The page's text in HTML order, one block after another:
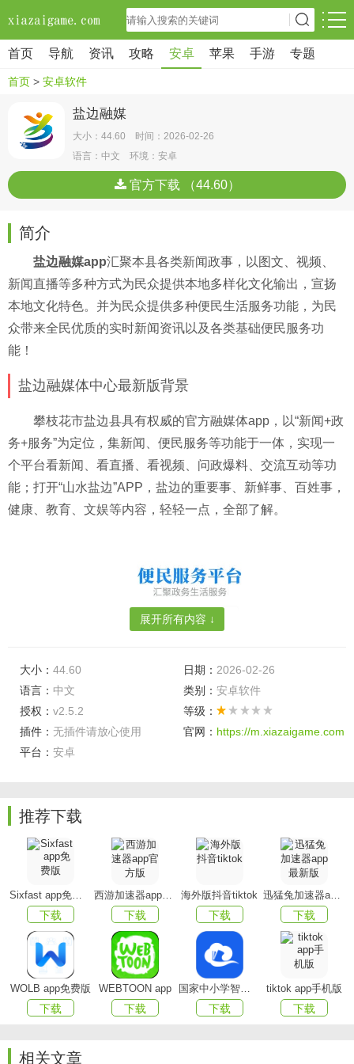
首页 导航 资讯 攻略 安卓 苹果 手游 专题
首页 > 安卓软件
盐边融媒
大小：44.60 时间：2026-02-26
语言：中文 环境：安卓
官方下载 （44.60）
简介
盐边融媒app汇聚本县各类新闻政事，以图文、视频、
新闻直播等多种方式为民众提供本地多样化文化输出，宣扬
本地文化特色。并为民众提供多种便民生活服务功能，为民
众带来全民优质的实时新闻资讯以及各类基础便民服务功
能！
盐边融媒体中心最新版背景
攀枝花市盐边县具有权威的官方融媒体app，以“新闻+政
务+服务”为定位，集新闻、便民服务等功能于一体，实现一
个平台看新闻、看直播、看视频、问政爆料、交流互动等功
能；打开“山水盐边”APP，盐边的重要事、新鲜事、百姓事，
健康、教育、文娱等内容，轻轻一点，全部了解。
盐边融媒手机版特色
【身边新闻，一秒即达】
每日24小时不间断更新，聚焦
盐边本地；
【多种多样】
在视听专区可以找到电视、广播和视频等
多个频道；
【便民服务】便捷体验个人生活服务、家庭服务、社区
等相关服务；
展开所有内容 ↓
大小： 44.60 日期： 2026-02-26
语言： 中文 类别： 安卓软件
授权： v2.5.2
等级：
插件： 无插件请放心使用 官网： https://m.xiazaigame.com
平台： 安卓
推荐下载
Sixfast app免费版
下载
西游加速器app官方版
下载
海外版抖音tiktok
下载
迅猛兔加速器app最新版
下载
WOLB app免费版
下载
WEBTOON app
下载
国家中小学智慧教育平台app(智慧中小学)
下载
tiktok app手机版
下载
相关文章